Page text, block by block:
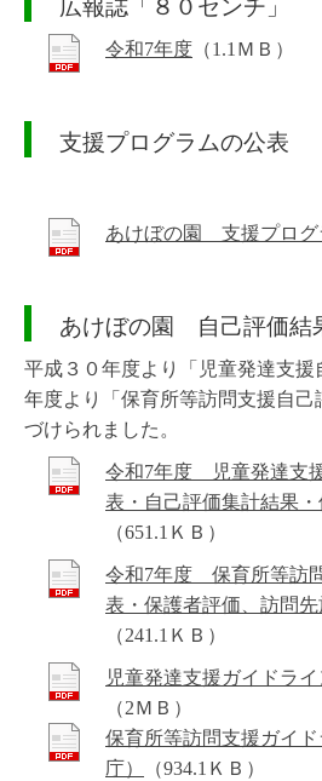
広報誌「８０センチ」
令和7年度 （1.1ＭＢ）
支援プログラムの公表
あけぼの園 支援プログ
あけぼの園 自己評価結
平成３０年度より「児童発達支援
年度より「保育所等訪問支援自己
づけられました。
令和7年度 児童発達支
表・自己評価集計結果
（651.1ＫＢ）
令和7年度 保育所等訪
表・保護者評価、訪問
（241.1ＫＢ）
児童発達支援ガイドライ
（2ＭＢ）
保育所等訪問支援ガイ
庁）
（934.1ＫＢ）